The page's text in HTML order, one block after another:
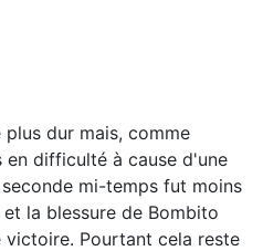
dur mais, comme
difficulté à cause d'une
mi-temps fut moins
la blessure de Bombito
Pourtant cela reste